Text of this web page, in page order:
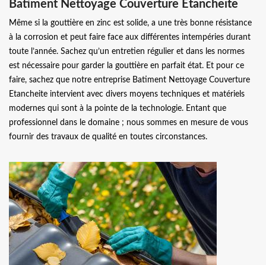
Batiment Nettoyage Couverture Etancheite
Même si la gouttière en zinc est solide, a une très bonne résistance
à la corrosion et peut faire face aux différentes intempéries durant
toute l’année. Sachez qu’un entretien régulier et dans les normes
est nécessaire pour garder la gouttière en parfait état. Et pour ce
faire, sachez que notre entreprise Batiment Nettoyage Couverture
Etancheite intervient avec divers moyens techniques et matériels
modernes qui sont à la pointe de la technologie. Entant que
professionnel dans le domaine ; nous sommes en mesure de vous
fournir des travaux de qualité en toutes circonstances.